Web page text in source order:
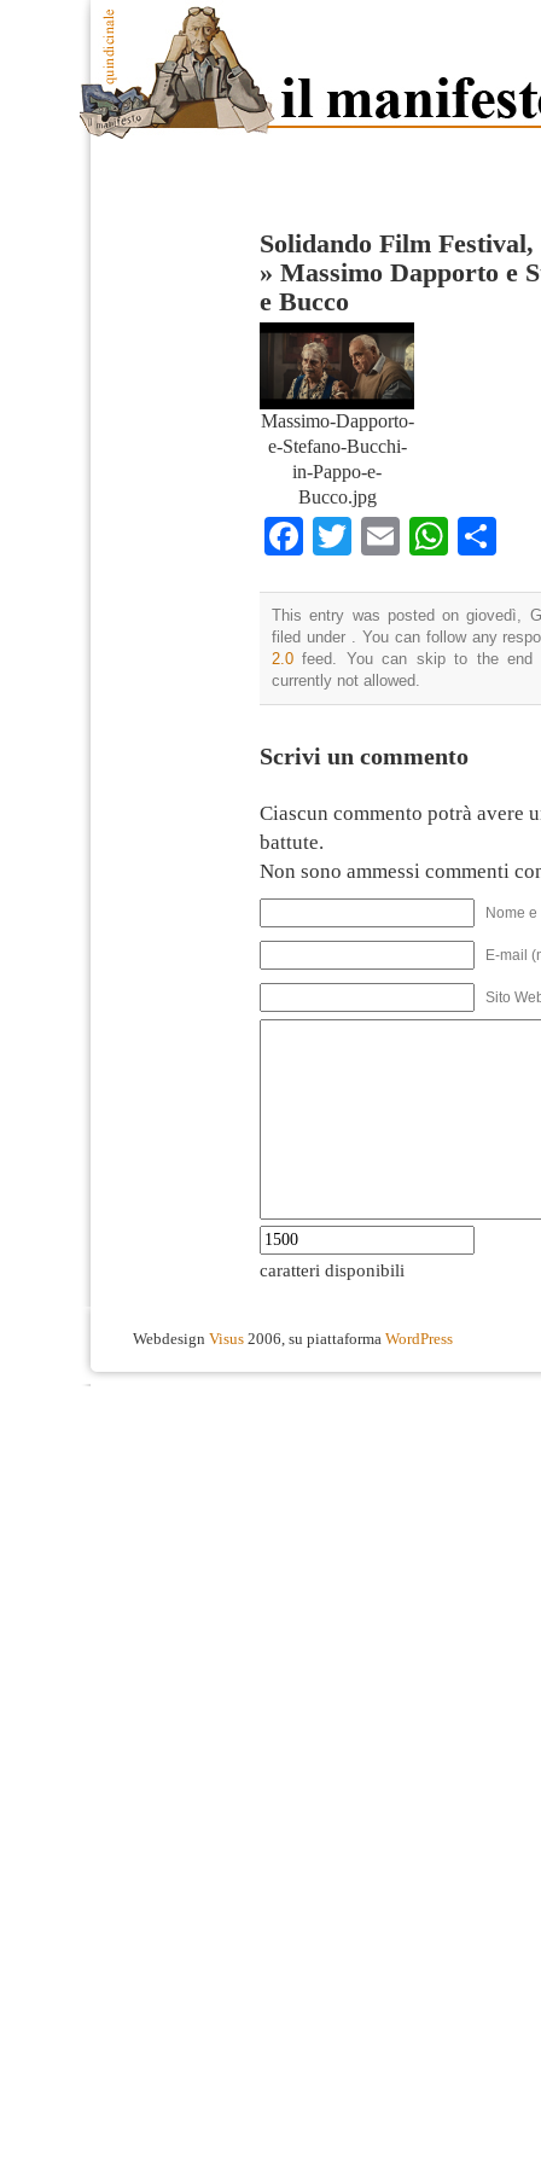
Solidando Film
» Massimo Dapporto e
e Bucco
Massimo-Dapporto-
e-Stefano-Bucchi-
in-Pappo-e-
Bucco.jpg
Facebook
TwitterEmail
This entry was posted on giovedì,
filed under . You can follow any
2.0 feed. You can skip to the end
currently not allowed.
Scrivi un commento
Ciascun commento potrà avere
battute.
Non sono ammessi commenti
Nome
E-mail
Sito
caratteri disponibili
Webdesign Visus 2006, su piattaforma WordPress